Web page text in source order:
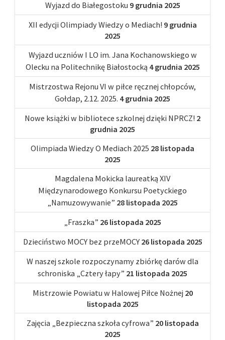
Wyjazd do Białegostoku 9 grudnia 2025
XII edycji Olimpiady Wiedzy o Mediach! 9 grudnia
2025
Wyjazd uczniów I LO im. Jana Kochanowskiego w
Olecku na Politechnikę Białostocką 4 grudnia 2025
Mistrzostwa Rejonu VI w piłce ręcznej chłopców,
Gołdap, 2.12. 2025. 4 grudnia 2025
Nowe książki w bibliotece szkolnej dzięki NPRCZ! 2
grudnia 2025
Olimpiada Wiedzy O Mediach 2025 28 listopada
2025
Magdalena Mokicka laureatką XIV
Międzynarodowego Konkursu Poetyckiego
„Namuzowywanie” 28 listopada 2025
„Fraszka” 26 listopada 2025
Dzieciństwo MOCY bez przeMOCY 26 listopada 2025
W naszej szkole rozpoczynamy zbiórkę darów dla
schroniska „Cztery łapy” 21 listopada 2025
Mistrzowie Powiatu w Halowej Piłce Nożnej 20
listopada 2025
Zajęcia „Bezpieczna szkoła cyfrowa” 20 listopada
2025